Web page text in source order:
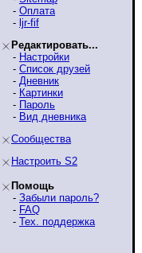
- Оплата
- ljr-fif
Редактировать...
- Настройки
- Список друзей
- Дневник
- Картинки
- Пароль
- Вид дневника
Сообщества
Настроить S2
Помощь
- Забыли пароль?
- FAQ
- Тех. поддержка